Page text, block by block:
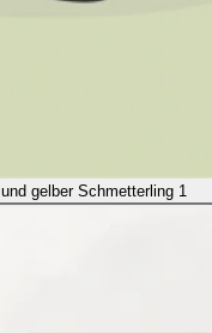
gelber Schmetterling 1